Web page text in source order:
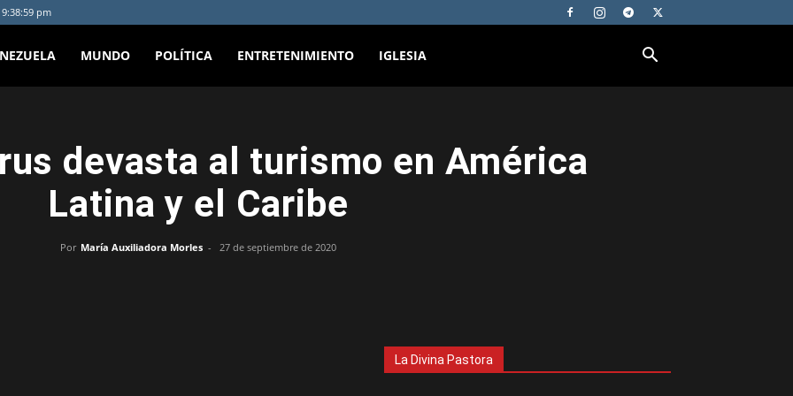
pm
MUNDO POLÍTICA ENTRETENIMIENTO IGLESIA
devasta al turismo en América
Latina y el Caribe
Por María Auxiliadora Morles - 27 de septiembre de 2020
La Divina Pastora